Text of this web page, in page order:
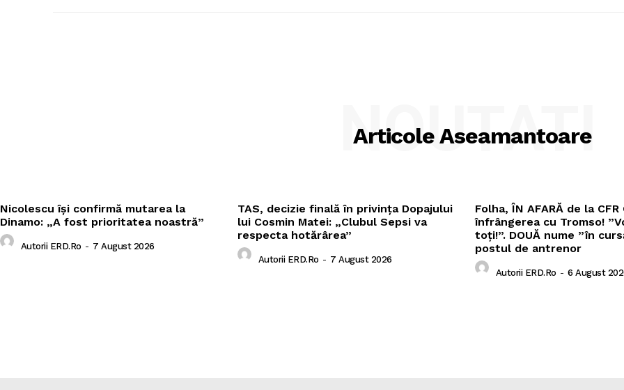
Articole Aseamantoare
NOUTATI
Nicolescu își confirmă mutarea la
Dinamo: „A fost prioritatea noastră”
Autorii ERD.ro - 7 August 2026
TAS, decizie finală în privința Dopajului
lui Cosmin Matei: „Clubul Sepsi va
respecta hotărârea”
Autorii ERD.ro - 7 August 2026
Folha, ÎN AFARĂ de la
înfrângerea cu Tromso!
toți!”. DOUĂ nume ”în
postul de antrenor
Autorii ERD.ro - 6 August